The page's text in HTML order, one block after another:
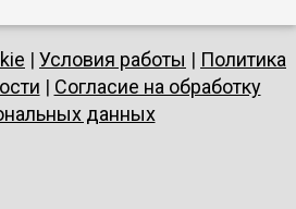
| Условия работы | Политика
| Согласие на обработку
данных